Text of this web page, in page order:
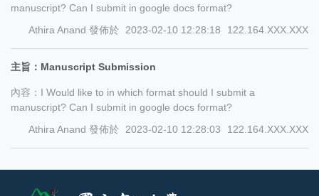
manuscript? Can I submit in google docs format?
Athira Anand 發佈於 2023-02-10 12:28:18 122.164.XXX.XXX
主旨：Manuscript Submission
內容：I Would like to in which format should I submit a
manuscript? Can I submit in google docs format?
Athira Anand 發佈於 2023-02-10 12:28:03 122.164.XXX.XXX